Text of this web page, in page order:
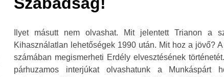
Ilyet másutt nem olvashat. Mit jelentett Trianon a
Kihasználatlan lehetőségek 1990 után. Mit hoz a jövő?
számában megismerheti Erdély elvesztésének
párhuzamos interjúkat olvashatunk a Munkáspárt